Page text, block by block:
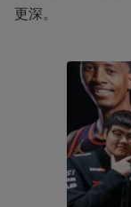
更深。